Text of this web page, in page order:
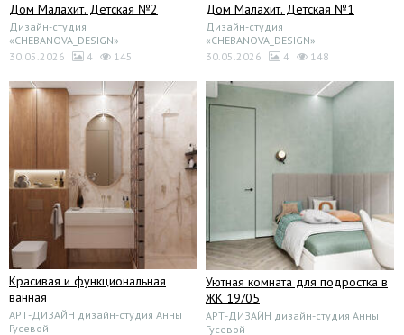
Дом Малахит. Детская №2
Дизайн-студия
«CHEBANOVA_DESIGN»
30.05.2026
4 145
Дом Малахит. Детская №1
Дизайн-студия
«CHEBANOVA_DESIGN»
30.05.2026
4 148
Красивая и функциональная
ванная
АРТ-ДИЗАЙН дизайн-студия Анны
Гусевой
Уютная комната для подростка в
ЖК 19/05
АРТ-ДИЗАЙН дизайн-студия Анны
Гусевой